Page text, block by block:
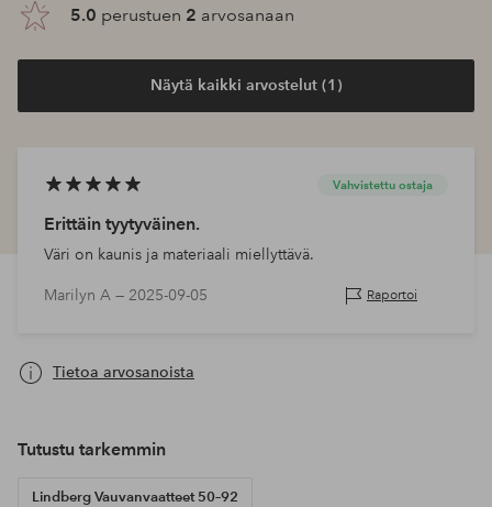
5.0 perustuen 2 arvosanaan
Näytä kaikki arvostelut (1)
Vahvistettu ostaja
Erittäin tyytyväinen.
Väri on kaunis ja materiaali miellyttävä.
Marilyn A — 2025-09-05 Raportoi
Tietoa arvosanoista
Tutustu tarkemmin
Lindberg Vauvanvaatteet 50–92